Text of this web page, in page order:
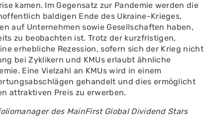
kamen. Im Gegensatz zur Pandemie werden die
baldigen Ende des Ukraine-Krieges,
auf Unternehmen sowie Gesellschaften haben,
zu beobachten ist. Trotz der kurzfristigen,
erhebliche Rezession, sofern sich der Krieg nicht
bei Zyklikern und KMUs erlaubt ähnliche
Eine Vielzahl an KMUs wird in einem
gehandelt und dies ermöglicht
attraktiven Preis zu erwerben.
des MainFirst Global Dividend Stars